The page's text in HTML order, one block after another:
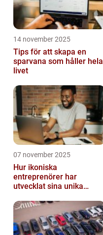
14 november 2025
Tips för att skapa en
sparvana som håller hela
livet
07 november 2025
Hur ikoniska
entreprenörer har
utvecklat sina unika